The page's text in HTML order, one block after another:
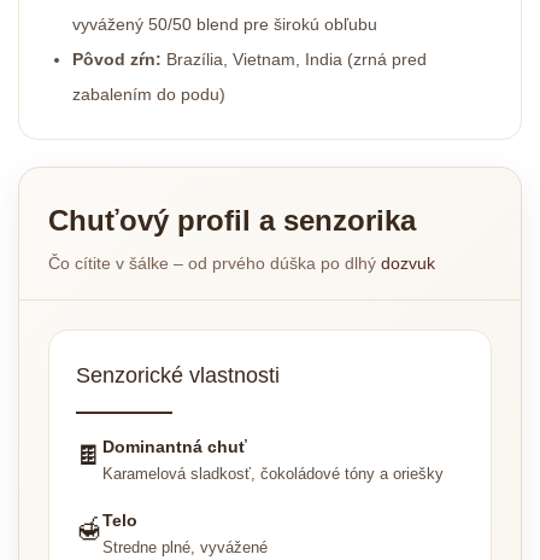
vyvážený 50/50 blend pre širokú obľubu
Pôvod zŕn: Brazília, Vietnam, India (zrná pred
zabalením do podu)
Chuťový profil a senzorika
Čo cítite v šálke – od prvého dúška po dlhý dozvuk
Senzorické vlastnosti
🍫 Dominantná chuť
Karamelová sladkosť, čokoládové tóny a oriešky
🍯Telo
Stredne plné, vyvážené